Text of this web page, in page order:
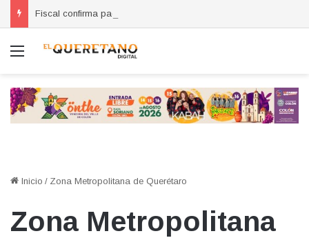
Menú
Inicio / Zona Metropolitana de Querétaro
Zona Metropolitana